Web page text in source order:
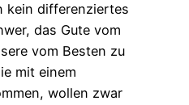
kein differenziertes
das Gute vom
vom Besten zu
mit einem
wollen zwar